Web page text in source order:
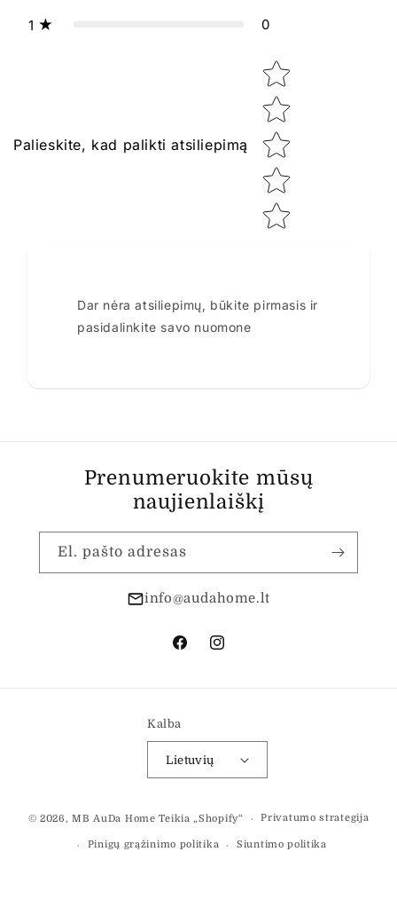
1 0
Palieskite, kad palikti atsiliepimą
Star rating
Dar nėra atsiliepimų, būkite pirmasis ir
pasidalinkite savo nuomone
Prenumeruokite mūsų
naujienlaiškį
El. pašto adresas
info@audahome.lt
„Facebook“„Instagram“
Kalba
Lietuvių
būdai
© 2026,MB AuDa Home Teikia „Shopify“ Privatumo strategija
Pinigų grąžinimo politika Siuntimo politika